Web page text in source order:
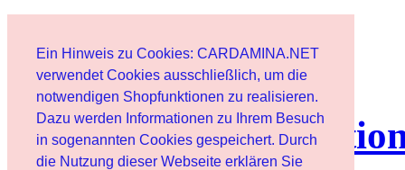
Ein Hinweis zu Cookies: CARDAMINA.NET
verwendet Cookies ausschließlich, um die
notwendigen Shopfunktionen zu realisieren.
Dazu werden Informationen zu Ihrem Besuch
in sogenannten Cookies gespeichert. Durch
die Nutzung dieser Webseite erklären Sie
Client
lettre